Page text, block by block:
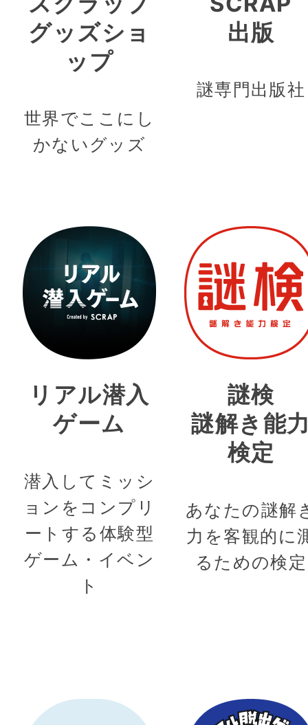
グッズショ
ップ
世界でここにし
かないグッズ
出版
謎専門出版社
リアル潜入
ゲーム
潜入してミッシ
ョンをコンプリ
ートする体験型
ゲーム・イベン
ト
謎検
謎解き能
検定
あなたの謎解
力を客観的に
るための検定